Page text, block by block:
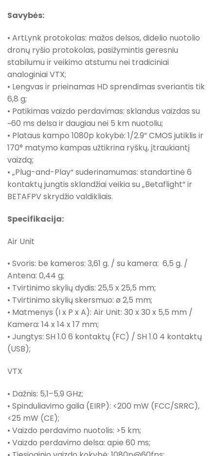
Savybės:
• ArtLynk protokolas: mažos delsos, didelio nuotolio
dronų ryšio protokolas, pasižymintis geresniu
stabilumu ir veikimo atstumu nei tradiciniai
analoginiai VTX;
• Lengvas ir prieinamas HD sprendimas sveriantis tik
6,8 g;
• Patikimas vaizdo perdavimas: sklandus vaizdas su
~60 ms delsa ir daugiau nei 5 km nuotoliu;
• Plataus kampo 1080p kokybė: 1/2.9” CMOS jutiklis ir
170° matymo kampas užtikrina ryškų, įtraukiantį
vaizdą;
• „Plug-and-Play“ suderinamumas: standartinė 6
kontaktų jungtis sklandžiai veikia su „Betaflight“ ir
BETAFPV skrydžio valdikliais.
Specifikacija:
Air Unit
• Svoris: be kameros: 3,61 g. / su kamera: 6,5 g. /
Antena: 0,44 g;
• Tvirtinimo skylių dydis: 25,5 x 25,5 mm;
• Tvirtinimo skylių skersmuo: ø 2,5 mm;
• Matmenys (I x P x A): Air Unit: 30 x 30 x 5,5 mm /
Kamera: 14 x 14 x 17 mm;
• Jungtys: SH 1.0 6 kontaktų (FC) / SH 1.0 4 kontaktų
(USB);
VTX
• Dažnis: 5,1–5,9 GHz;
• Spinduliavimo galia (EIRP): <200 mW (FCC/SRRC),
<25 mW (CE);
• Vaizdo perdavimo nuotolis: >5 km;
• Vaizdo perdavimo delsa: apie 60 ms;